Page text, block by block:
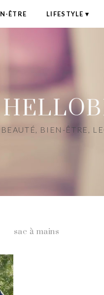
ÊTRE LIFESTYLE
BIEN-ÊTRE,
sac à mains